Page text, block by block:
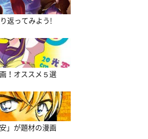
返ってみよう!
！オススメ５選
」が題材の漫画